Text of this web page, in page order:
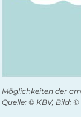
Möglichkeiten der
Quelle: © KBV, Bild: ©